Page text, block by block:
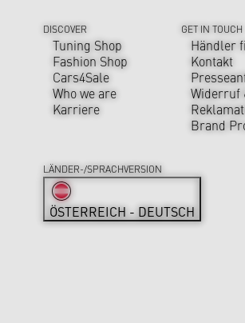
DISCOVER
Tuning Shop
Fashion Shop
Cars4Sale
Who we are
Karriere
GET IN TOUCH
Händler
Kontakt
Widerruf
Brand
LÄNDER-/SPRACHVERSION
ÖSTERREICH - DEUTSCH